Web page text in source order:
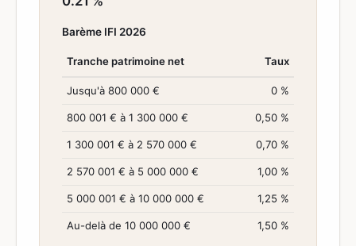
Barème IFI 2026
Tranche patrimoine net Taux
Jusqu'à 800 000 € 0 %
800 001 € à 1 300 000 € 0,50 %
1 300 001 € à 2 570 000 € 0,70 %
2 570 001 € à 5 000 000 € 1,00 %
5 000 001 € à 10 000 000 € 1,25 %
Au-delà de 10 000 000 € 1,50 %